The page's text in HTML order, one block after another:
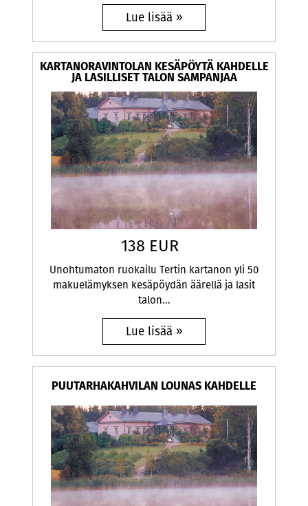
KARTANORAVINTOLAN KESÄPÖYTÄ KAHDELLE
JA LASILLISET TALON SAMPANJAA
138 EUR
Unohtumaton ruokailu Tertin kartanon yli 50
makuelämyksen kesäpöydän äärellä ja lasit
talon...
PUUTARHAKAHVILAN LOUNAS KAHDELLE